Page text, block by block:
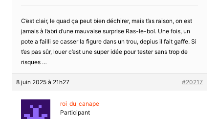
C’est clair, le quad ça peut bien déchirer, mais t’as raison, on est
jamais à l’abri d’une mauvaise surprise Ras-le-bol. Une fois, un
pote a failli se casser la figure dans un trou, depius il fait gaffe. Si
t’es pas sûr, louer c’est une super idée pour tester sans trop de
risques …
8 juin 2025 à 21h27 #20217
roi_du_canape
Participant